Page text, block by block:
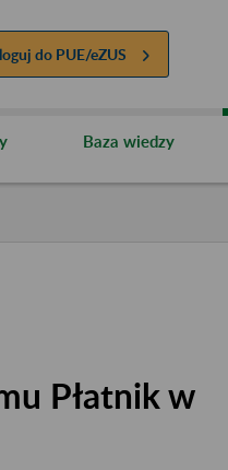
do PUE/eZUS
Baza wiedzy
Płatnik w